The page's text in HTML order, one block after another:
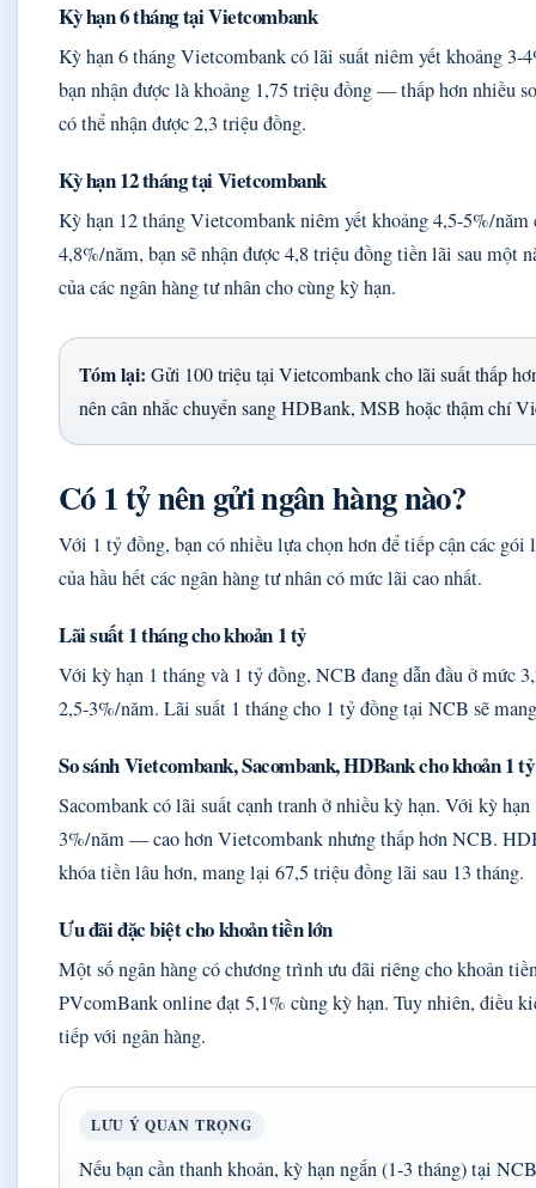
Kỳ hạn 6 tháng tại Vietcombank
Kỳ hạn 6 tháng Vietcombank có lãi suất niêm yết khoảng
bạn nhận được là khoảng 1,75 triệu đồng — thấp hơn nhiều
có thể nhận được 2,3 triệu đồng.
Kỳ hạn 12 tháng tại Vietcombank
Kỳ hạn 12 tháng Vietcombank niêm yết khoảng 4,5-5%/
4,8%/năm, bạn sẽ nhận được 4,8 triệu đồng tiền lãi sau một
của các ngân hàng tư nhân cho cùng kỳ hạn.
Tóm lại: Gửi 100 triệu tại Vietcombank cho lãi suất thấp
nên cân nhắc chuyển sang HDBank, MSB hoặc thậm chí
Có 1 tỷ nên gửi ngân hàng nào?
Với 1 tỷ đồng, bạn có nhiều lựa chọn hơn để tiếp cận các
của hầu hết các ngân hàng tư nhân có mức lãi cao nhất.
Lãi suất 1 tháng cho khoản 1 tỷ
Với kỳ hạn 1 tháng và 1 tỷ đồng, NCB đang dẫn đầu ở mức
2,5-3%/năm. Lãi suất 1 tháng cho 1 tỷ đồng tại NCB sẽ
So sánh Vietcombank, Sacombank, HDBank cho khoản 1 tỷ
Sacombank có lãi suất cạnh tranh ở nhiều kỳ hạn. Với kỳ
3%/năm — cao hơn Vietcombank nhưng thấp hơn NCB.
khóa tiền lâu hơn, mang lại 67,5 triệu đồng lãi sau 13 tháng.
Ưu đãi đặc biệt cho khoản tiền lớn
Một số ngân hàng có chương trình ưu đãi riêng cho khoản
PVcomBank online đạt 5,1% cùng kỳ hạn. Tuy nhiên, điều
tiếp với ngân hàng.
LƯU Ý QUAN TRỌNG
Nếu bạn cần thanh khoản, kỳ hạn ngắn (1-3 tháng) tại